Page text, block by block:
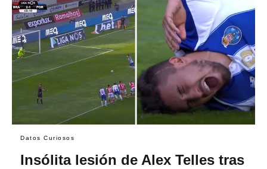
Datos Curiosos
Insólita lesión de Alex Telles tras